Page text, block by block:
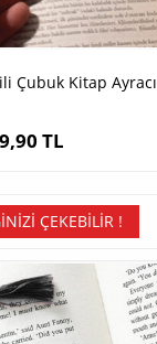
Çubuk Kitap Ayracı
TL
ÇEKEBILIR !